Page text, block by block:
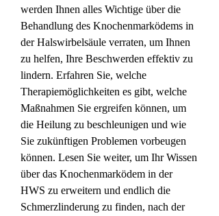
werden Ihnen alles Wichtige über die
Behandlung des Knochenmarködems in
der Halswirbelsäule verraten, um Ihnen
zu helfen, Ihre Beschwerden effektiv zu
lindern. Erfahren Sie, welche
Therapiemöglichkeiten es gibt, welche
Maßnahmen Sie ergreifen können, um
die Heilung zu beschleunigen und wie
Sie zukünftigen Problemen vorbeugen
können. Lesen Sie weiter, um Ihr Wissen
über das Knochenmarködem in der
HWS zu erweitern und endlich die
Schmerzlinderung zu finden, nach der